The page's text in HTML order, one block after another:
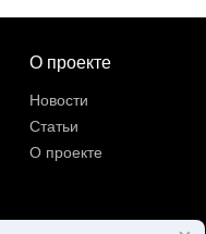
О проекте
Новости
Статьи
О проекте